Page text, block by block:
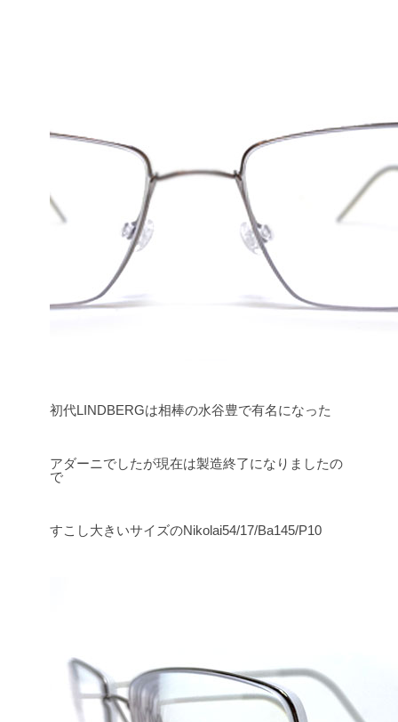
初代LINDBERGは相棒の水谷豊で有名になった
アダーニでしたが現在は製造終了になりましたの
で
すこし大きいサイズのNikolai54/17/Ba145/P10